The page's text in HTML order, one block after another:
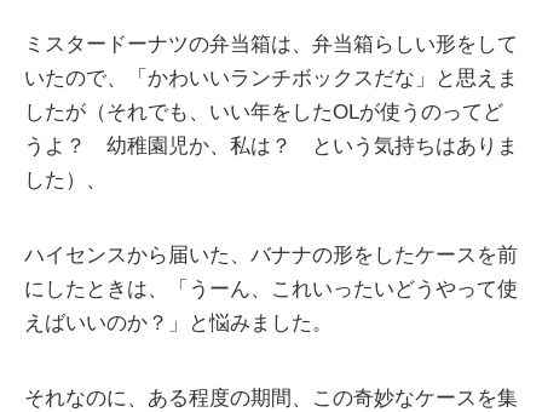
ミスタードーナツの弁当箱は、弁当箱らしい形をして
いたので、「かわいいランチボックスだな」と思えま
したが（それでも、いい年をしたOLが使うのってど
うよ？ 幼稚園児か、私は？ という気持ちはありま
した）、
ハイセンスから届いた、バナナの形をしたケースを前
にしたときは、「うーん、これいったいどうやって使
えばいいのか？」と悩みました。
それなのに、ある程度の期間、この奇妙なケースを集